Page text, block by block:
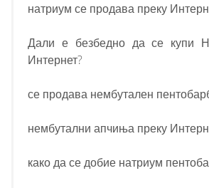
натриум се продава преку
Дали е безбедно да се купи
Интернет?
се продава нембутален
нембутални апчиња преку
како да се добие натриум